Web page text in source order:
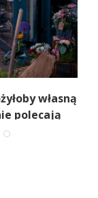
własną
polecają